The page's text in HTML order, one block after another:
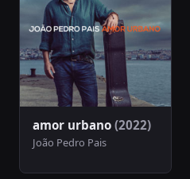
amor urbano (2022)
João Pedro Pais